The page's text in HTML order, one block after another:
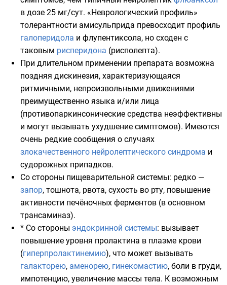
в дозе 25 мг/сут. «Неврологический профиль»
толерантности амисульприда превосходит профиль
галоперидола и флупентиксола, но сходен с
таковым рисперидона (рисполепта).
При длительном применении препарата возможна
поздняя дискинезия, характеризующаяся
ритмичными, непроизвольными движениями
преимущественно языка и/или лица
(противопаркинсонические средства неэффективны
и могут вызывать ухудшение симптомов). Имеются
очень редкие сообщения о случаях
злокачественного нейролептического синдрома и
судорожных припадков.
Со стороны пищеварительной системы: редко —
запор, тошнота, рвота, сухость во рту, повышение
активности печёночных ферментов (в основном
трансаминаз).
* Со стороны эндокринной системы: вызывает
повышение уровня пролактина в плазме крови
(гиперпролактинемию), что может вызывать
галакторею, аменорею, гинекомастию, боли в груди,
импотенцию, увеличение массы тела. К возможным